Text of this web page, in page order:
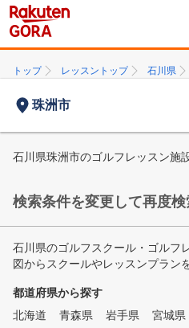
トップ レッスントップ 石川県
珠洲市
石川県珠洲市のゴルフレッスン施
検索条件を変更して再度
石川県のゴルフスクール・ゴルフ
図からスクールやレッスンプラン
都道府県から探す
北海道
青森県 岩手県 宮城県